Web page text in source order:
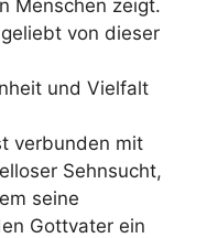
Menschen zeigt.
von dieser
und Vielfalt
verbunden mit
Sehnsucht,
seine
Gottvater ein